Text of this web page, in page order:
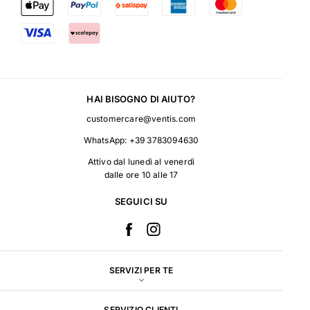
gamma di stili e colori per soddisfare ogni gusto estetico.
Non importa il prodotto, Nike mantiene sempre uno standard di
l'impegno di Nike per l'eccellenza, rendendo la marca una scelta
top per gli amanti della moda in tutto il mondo.
HAI BISOGNO DI AIUTO?
customercare@ventis.com
WhatsApp: +39 3783094630
Attivo dal lunedì al venerdì
dalle ore 10 alle 17
SEGUICI SU
SERVIZI PER TE